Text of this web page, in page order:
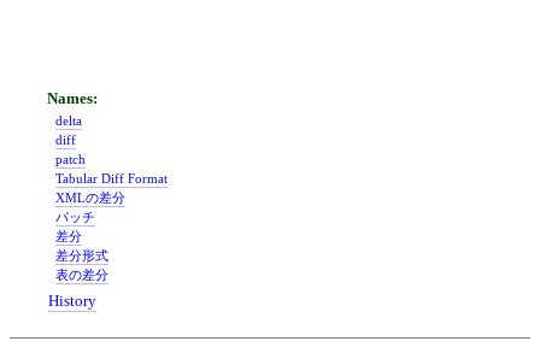
delta
diff
patch
Tabular Diff Format
XMLの差分
パッチ
差分
差分形式
表の差分
History